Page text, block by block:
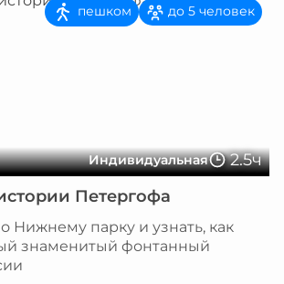
Индивидуальная 2.5ч
пешком до 5 человек
Петергофа
Нижнему парку и узнать, как
знаменитый фонтанный